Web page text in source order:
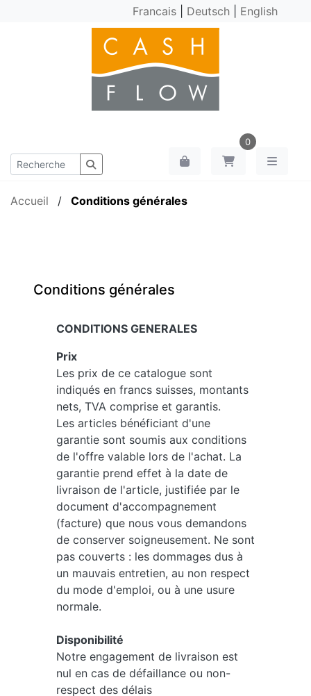
Francais Deutsch English
0
Accueil / Conditions générales
Conditions générales
CONDITIONS GENERALES
Prix
Les prix de ce catalogue sont
indiqués en francs suisses, montants
nets, TVA comprise et garantis.
Les articles bénéficiant d'une
garantie sont soumis aux conditions
de l'offre valable lors de l'achat. La
garantie prend effet à la date de
livraison de l'article, justifiée par le
document d'accompagnement
(facture) que nous vous demandons
de conserver soigneusement. Ne sont
pas couverts : les dommages dus à
un mauvais entretien, au non respect
du mode d'emploi, ou à une usure
normale.
Disponibilité
Notre engagement de livraison est
nul en cas de défaillance ou non-
respect des délais